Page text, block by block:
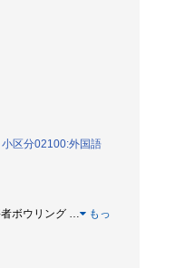
小区分02100:外国語
ボウリング …
もっ